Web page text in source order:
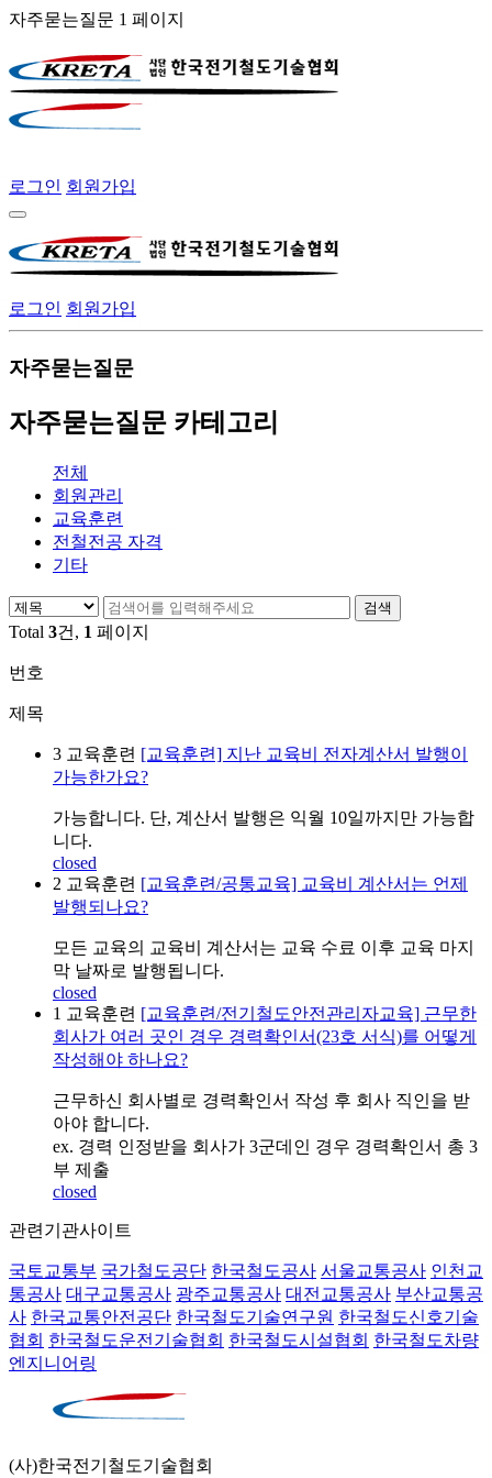
자주묻는질문 1 페이지
로그인 회원가입
로그인 회원가입
자주묻는질문
자주묻는질문 카테고리
전체
회원관리
교육훈련
전철전공 자격
기타
Total 3건, 1 페이지
번호
제목
3 교육훈련 [교육훈련] 지난 교육비 전자계산서 발행이
가능한가요?
가능합니다. 단, 계산서 발행은 익월 10일까지만 가능합
니다.
closed
2 교육훈련 [교육훈련/공통교육] 교육비 계산서는 언제
발행되나요?
모든 교육의 교육비 계산서는 교육 수료 이후 교육 마지
막 날짜로 발행됩니다.
closed
1 교육훈련 [교육훈련/전기철도안전관리자교육] 근무한
회사가 여러 곳인 경우 경력확인서(23호 서식)를 어떻게
작성해야 하나요?
근무하신 회사별로 경력확인서 작성 후 회사 직인을 받
아야 합니다.
ex. 경력 인정받을 회사가 3군데인 경우 경력확인서 총 3
부 제출
closed
관련기관사이트
국토교통부 국가철도공단 한국철도공사 서울교통공사 인천교
통공사 대구교통공사 광주교통공사 대전교통공사 부산교통공
사 한국교통안전공단 한국철도기술연구원 한국철도신호기술
협회 한국철도운전기술협회 한국철도시설협회 한국철도차량
엔지니어링
(사)한국전기철도기술협회